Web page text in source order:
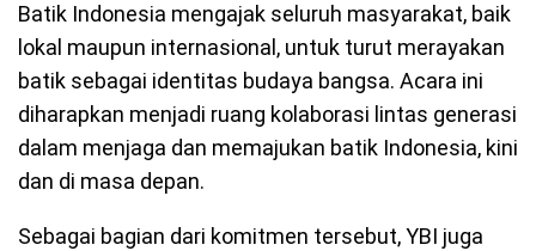
Batik Indonesia mengajak seluruh masyarakat, baik
lokal maupun internasional, untuk turut merayakan
batik sebagai identitas budaya bangsa. Acara ini
diharapkan menjadi ruang kolaborasi lintas generasi
dalam menjaga dan memajukan batik Indonesia, kini
dan di masa depan.
Sebagai bagian dari komitmen tersebut, YBI juga